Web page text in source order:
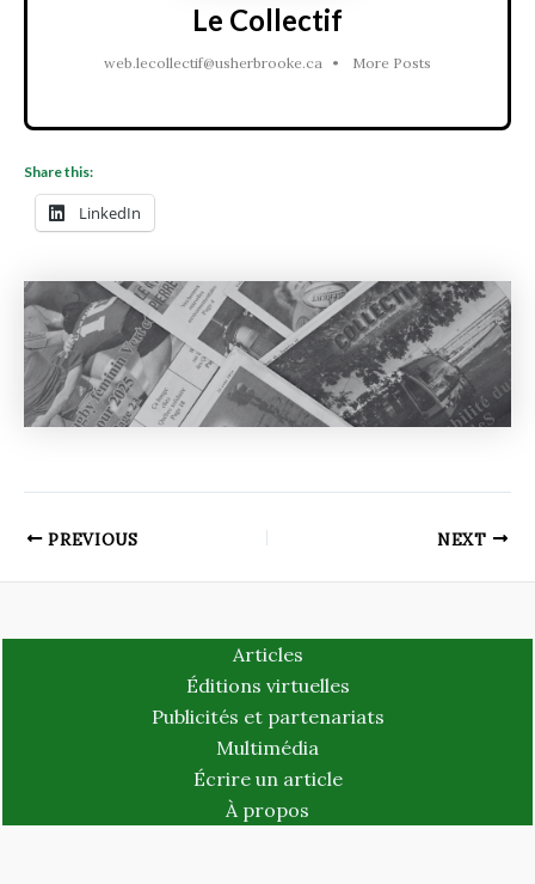
Le Collectif
web.lecollectif@usherbrooke.ca • More Posts
Share this:
LinkedIn
PREVIOUS NEXT
Articles
Éditions virtuelles
Publicités et partenariats
Multimédia
Écrire un article
À propos